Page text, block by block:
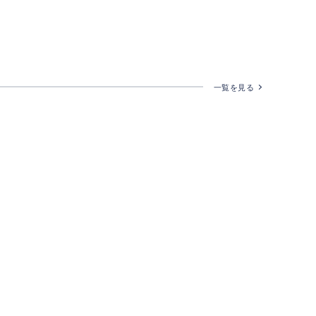
一覧を見る